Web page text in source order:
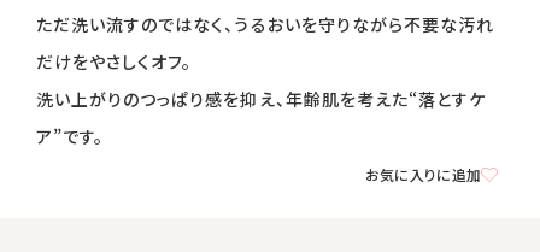
送料・配送について
ただ洗い流すのではなく、うるおいを守りながら不要な汚れ
だけをやさしくオフ。
洗い上がりのつっぱり感を抑え、年齢肌を考えた“落とすケ
ア”です。
お気に入りに追加